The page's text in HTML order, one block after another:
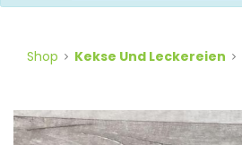
Shop Kekse Und Leckereien